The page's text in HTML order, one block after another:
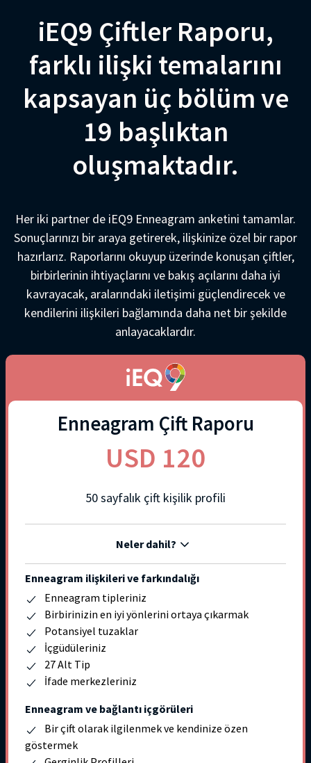
iEQ9 Çiftler Raporu,
farklı ilişki temalarını
kapsayan üç bölüm ve
19 başlıktan
oluşmaktadır.
Her iki partner de iEQ9 Enneagram anketini tamamlar.
Sonuçlarınızı bir araya getirerek, ilişkinize özel bir rapor
hazırlarız. Raporlarını okuyup üzerinde konuşan çiftler,
birbirlerinin ihtiyaçlarını ve bakış açılarını daha iyi
kavrayacak, aralarındaki iletişimi güçlendirecek ve
kendilerini ilişkileri bağlamında daha net bir şekilde
anlayacaklardır.
Enneagram Çift Raporu
USD 120
50 sayfalık çift kişilik profili
Neler dahil?
Enneagram ilişkileri ve farkındalığı
Enneagram tipleriniz
Birbirinizin en iyi yönlerini ortaya çıkarmak
Potansiyel tuzaklar
İçgüdüleriniz
27 Alt Tip
İfade merkezleriniz
Enneagram ve bağlantı içgörüleri
Bir çift olarak ilgilenmek ve kendinize özen
göstermek